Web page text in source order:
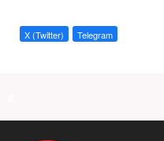
X (Twitter) Telegram